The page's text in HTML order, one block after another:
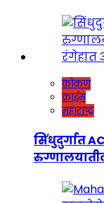
कोकण
क्राईम
महाराष्ट्र
सिंधुदुर्गात